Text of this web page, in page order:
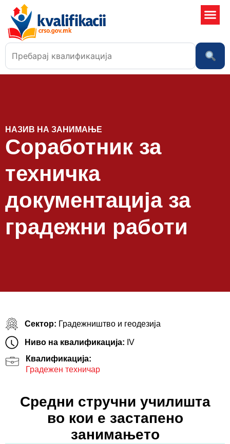
НАЗИВ НА ЗАНИМАЊЕ
Соработник за
техничка
документација за
градежни работи
Сектор: Градежништво и геодезија
Ниво на квалификација: IV
Квалификација:
Градежен техничар
Средни стручни училишта
во кои е застапено
занимањето